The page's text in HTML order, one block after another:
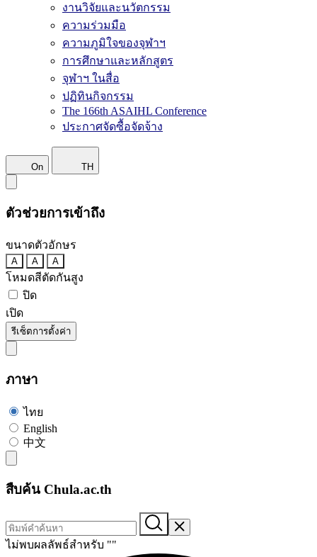
งานวิจัยและนวัตกรรม
ความร่วมมือ
ความภูมิใจของจุฬาฯ
การศึกษาและหลักสูตร
จุฬาฯ ในสื่อ
ปฏิทินกิจกรรม
The 166th ASAIHL Conference
ประกาศจัดซื้อจัดจ้าง
On TH
ตัวช่วยการเข้าถึง
ขนาดตัวอักษร
A A A
โหมดสีตัดกันสูง
ปิด
เปิด
รีเซ็ตการตั้งค่า
ภาษา
ไทย
English
中文
สืบค้น Chula.ac.th
ไม่พบผลลัพธ์สำหรับ ""